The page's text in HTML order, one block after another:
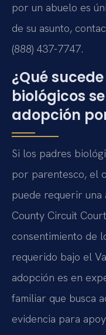
por un abuelo es
de su asunto,
(888) 437-7747.
¿Qué
biológicos
adopción
Si los padres
por parentesco, el
puede requerir una
County Circuit
consentimiento de
requerido bajo el
adopción es en
familiar que busca
evidencia para